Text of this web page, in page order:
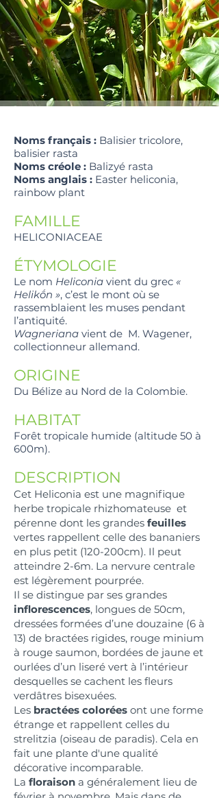
Noms français : Balisier tricolore,
balisier rasta
Noms créole : Balizyé rasta
Noms anglais : Easter heliconia,
rainbow plant
FAMILLE
HELICONIACEAE
ÉTYMOLOGIE
Le nom Heliconia vient du grec «
Helikṓn », c’est le mont où se
rassemblaient les muses pendant
l’antiquité.
Wagneriana vient de M. Wagener,
collectionneur allemand.
ORIGINE
Du Bélize au Nord de la Colombie.
HABITAT
Forêt tropicale humide (altitude 50 à
600m).
DESCRIPTION
Cet Heliconia est une magnifique
herbe tropicale rhizhomateuse et
pérenne dont les grandes feuilles
vertes rappellent celle des bananiers
en plus petit (120-200cm). Il peut
atteindre 2-6m. La nervure centrale
est légèrement pourprée.
Il se distingue par ses grandes
inflorescences, longues de 50cm,
dressées formées d’une douzaine (6 à
13) de bractées rigides, rouge minium
à rouge saumon, bordées de jaune et
ourlées d’un liseré vert à l’intérieur
desquelles se cachent les fleurs
verdâtres bisexuées.
Les bractées colorées ont une forme
étrange et rappellent celles du
strelitzia (oiseau de paradis). Cela en
fait une plante d'une qualité
décorative incomparable.
La floraison a généralement lieu de